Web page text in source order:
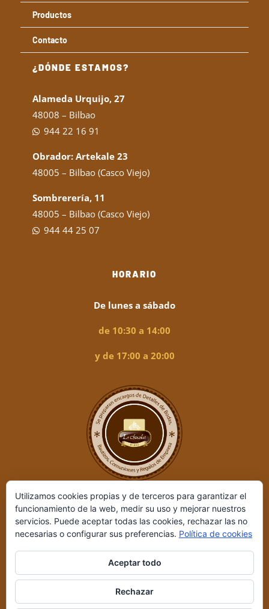
Productos
Contacto
¿DÓNDE ESTAMOS?
Alameda Urquijo, 27
48008 – Bilbao
944 22 16 91
Obrador: Artekale 23
48005 – Bilbao (Casco Viejo)
Sombrerería, 11
48005 – Bilbao (Casco Viejo)
944 44 25 07
HORARIO
De lunes a sábado
de 10:30 a 14:00
y de 17:00 a 20:00
Aviso legal y Política de privacidad
Utilizamos cookies propias y de terceros para garantizar el
funcionamiento de la web, medir su uso y mejorar nuestros
servicios. Puede aceptar todas las cookies, rechazar las no
necesarias o configurar sus preferencias. Política de cookies
Aceptar todo
Rechazar